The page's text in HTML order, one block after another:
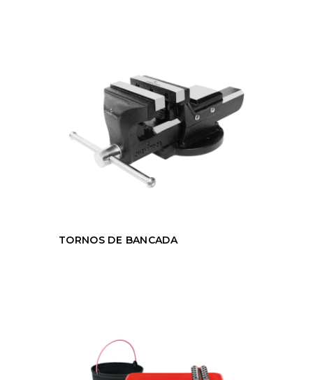
TORNOS DE BANCADA